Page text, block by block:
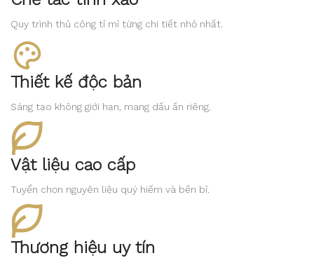
Quy trình thủ công tỉ mỉ từng chi tiết nhỏ nhất.
Thiết kế độc bản
Sáng tạo không giới hạn, mang dấu ấn riêng.
Vật liệu cao cấp
Tuyển chọn nguyên liệu quý hiếm và bền bỉ.
Thương hiệu uy tín